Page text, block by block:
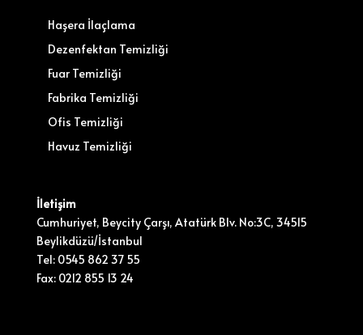
Haşera İlaçlama
Dezenfektan Temizliği
Fuar Temizliği
Fabrika Temizliği
Ofis Temizliği
Havuz Temizliği
İletişim
Cumhuriyet, Beycity Çarşı, Atatürk Blv. No:3C, 34515
Beylikdüzü/İstanbul
Tel: 0545 862 37 55
Fax: 0212 855 13 24